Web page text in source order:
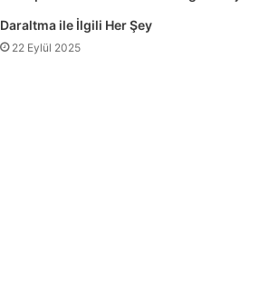
Daraltma ile İlgili Her Şey
22 Eylül 2025